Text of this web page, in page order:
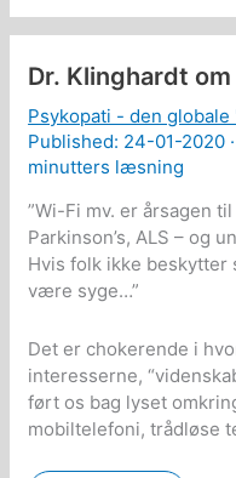
Dr. Klinghardt
Psykopati - den
Published: 24-01-2020
minutters læsning
”Wi-Fi mv. er årsagen
Parkinson’s, ALS – og
Hvis folk ikke beskytter
være syge…”
Det er chokerende i
interesserne,
ført os bag lyset
mobiltelefoni, trådløse